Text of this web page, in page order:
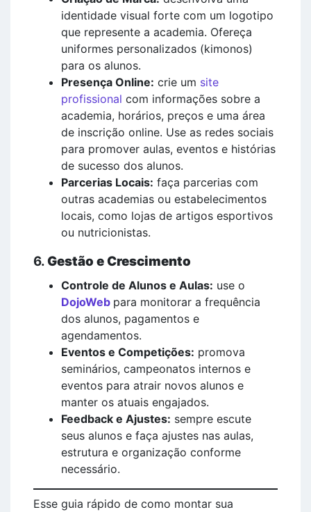
identidade visual forte com um logotipo
que represente a academia. Ofereça
uniformes personalizados (kimonos)
para os alunos.
Presença Online: crie um site
profissional com informações sobre a
academia, horários, preços e uma área
de inscrição online. Use as redes sociais
para promover aulas, eventos e histórias
de sucesso dos alunos.
Parcerias Locais: faça parcerias com
outras academias ou estabelecimentos
locais, como lojas de artigos esportivos
ou nutricionistas.
6.Gestão e Crescimento
Controle de Alunos e Aulas: use o
DojoWeb para monitorar a frequência
dos alunos, pagamentos e
agendamentos.
Eventos e Competições: promova
seminários, campeonatos internos e
eventos para atrair novos alunos e
manter os atuais engajados.
Feedback e Ajustes: sempre escute
seus alunos e faça ajustes nas aulas,
estrutura e organização conforme
necessário.
Esse guia rápido de como montar sua